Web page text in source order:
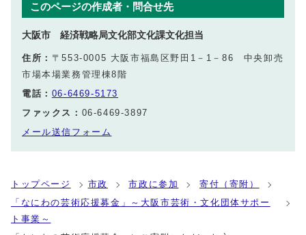
このページの作成者・問合せ先
大阪市 経済戦略局文化部文化課文化担当
住所： 〒553-0005 大阪市福島区野田1－1－86 中央卸売
市場本場業務管理棟8階
電話： 06-6469-5173
ファックス： 06-6469-3897
メール送信フォーム
トップページ 市政 市政に参加
寄付（寄附）
「なにわの芸術応援募金」～大阪市芸術・文化団体サポー
ト事業～